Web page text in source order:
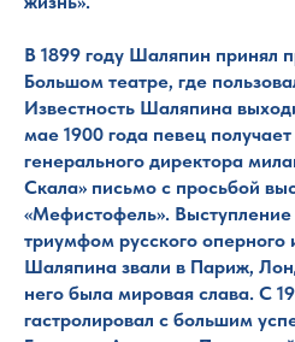
В 1899 году Шаляпин принял
Большом театре, где
Известность Шаляпина
мае 1900 года певец
генерального директора
Скала» письмо с просьбой
«Мефистофель».
триумфом русского оперного
Шаляпина звали в Париж,
него была мировая слава. С
гастролировал с большим